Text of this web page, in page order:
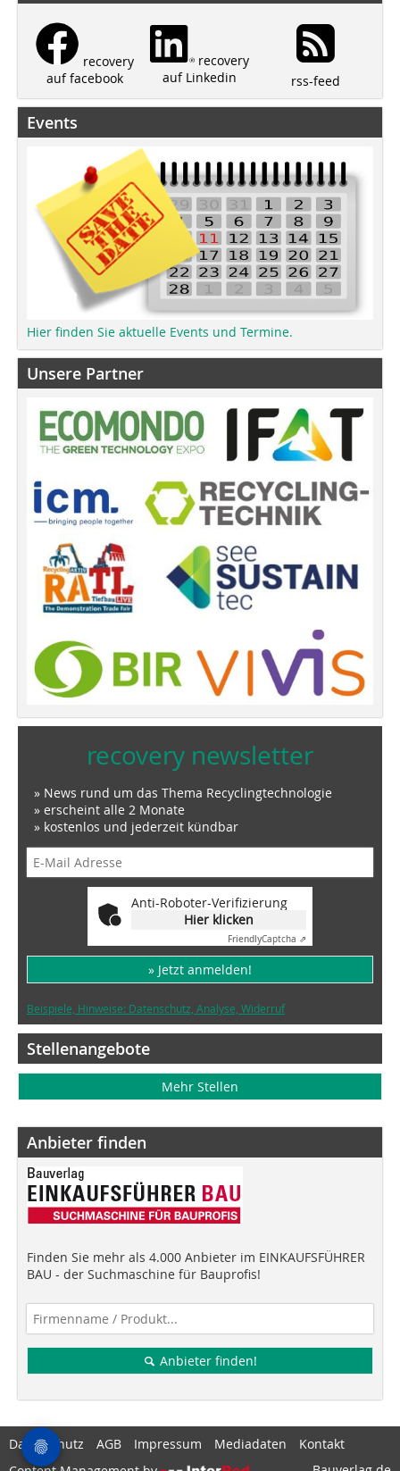
recovery
auf facebook
recovery
auf Linkedin
rss-feed
Events
Hier finden Sie aktuelle Events und Termine.
Unsere Partner
recovery newsletter
» News rund um das Thema Recyclingtechnologie
» erscheint alle 2 Monate
» kostenlos und jederzeit kündbar
Anti-Roboter-Verifizierung
Hier klicken
FriendlyCaptcha ⇗
» Jetzt anmelden!
Beispiele, Hinweise: Datenschutz, Analyse, Widerruf
Stellenangebote
Mehr Stellen
Anbieter finden
Finden Sie mehr als 4.000 Anbieter im EINKAUFSFÜHRER
BAU - der Suchmaschine für Bauprofis!
Anbieter finden!
Datenschutz AGB Impressum Mediadaten
Kontakt